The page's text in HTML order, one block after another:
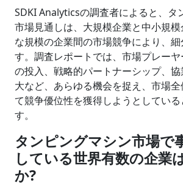
SDKI Analyticsの調査者によると、タ
市場見通しは、大規模企業と中小規
な規模の企業間の市場競争により、細
す。調査レポートでは、市場プレー
の投入、戦略的パートナーシップ、
大など、あらゆる機会を捉え、市場
て競争優位性を獲得しようとしてい
す。
タンピングマシン市場で
している世界有数の企業
か?